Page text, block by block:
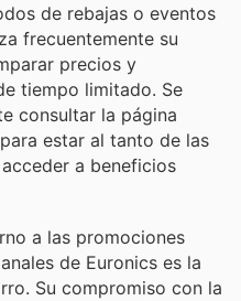
de rebajas o eventos
frecuentemente su
precios y
tiempo limitado. Se
consultar la página
estar al tanto de las
a beneficios
a las promociones
de Euronics es la
Su compromiso con la